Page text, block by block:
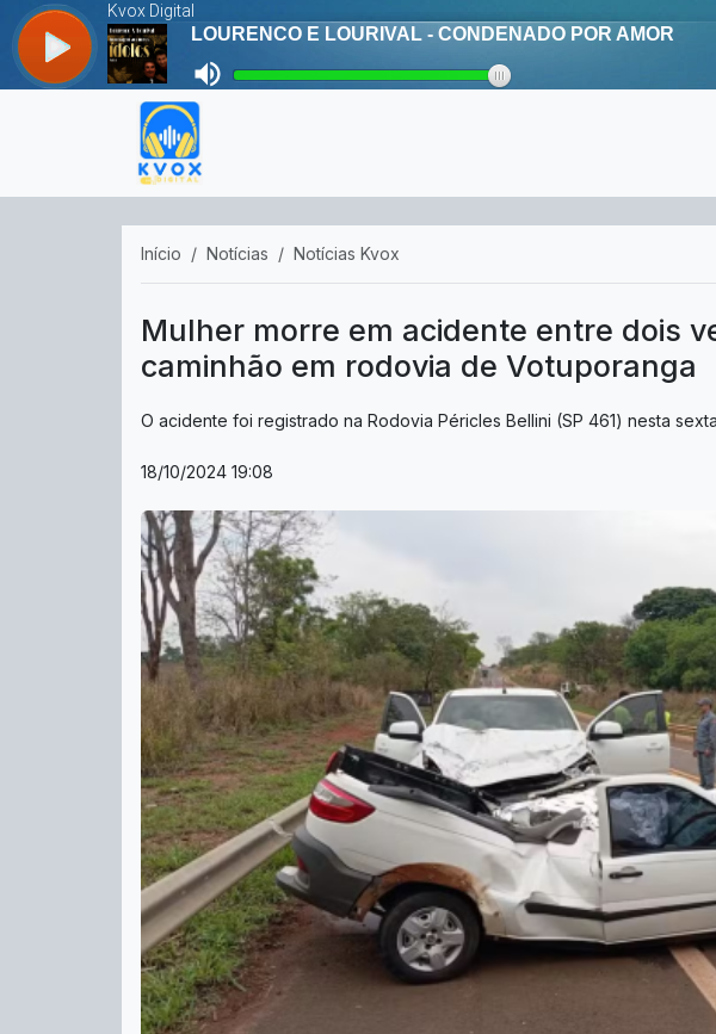
Início Notícias Notícias Kvox
Mulher morre em acidente entre dois
caminhão em rodovia de Votuporanga
O acidente foi registrado na Rodovia Péricles Bellini (SP 461) nesta
18/10/2024 19:08